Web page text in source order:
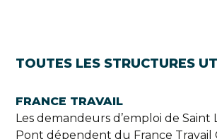
TOUTES LES STRUCTURES
FRANCE TRAVAIL
Les demandeurs d’emploi de
Pont dépendent du France Travail